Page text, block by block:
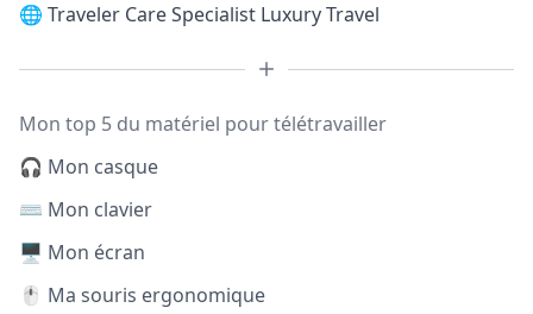
🌐 Traveler Care Specialist Luxury Travel
Mon top 5 du matériel pour télétravailler
🎧 Mon casque
⌨️ Mon clavier
🖥️ Mon écran
🖱️ Ma souris ergonomique